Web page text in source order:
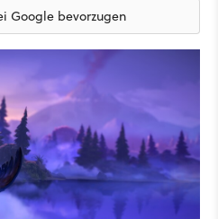
Google bevorzugen